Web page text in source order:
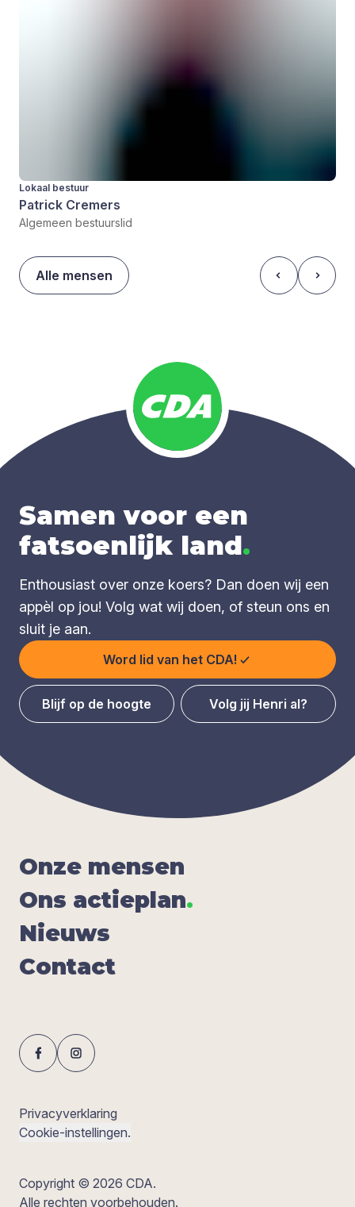
Lokaal bestuur
Patrick Cremers
Algemeen bestuurslid
Alle mensen
Samen voor een
fatsoenlijk land.
Enthousiast over onze koers? Dan doen wij een
appèl op jou! Volg wat wij doen, of steun ons en
sluit je aan.
Word lid van het CDA!
Blijf op de hoogte Volg jij Henri al?
Onze men­sen
Ons actie­plan.
Nieuws
Con­tact
Privacyverklaring
Cookie-instellingen.
Copyright © 2026 CDA.
Alle rechten voorbehouden.